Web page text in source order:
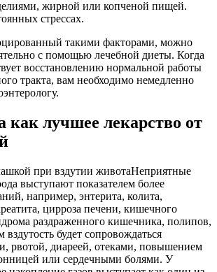
жирной или копченой пищей.
стрессах.
такими факторами, можно
с помощью лечебной диеты. Когда
восстановлению нормальной работы
тракта, вам необходимо немедленно
как лучшее лекарство от
Неприятные
выступают показателем более
например, энтерита, колита,
цирроза печени, кишечного
раздраженного кишечника, полипов,
будет сопровождаться
рвотой, диареей, отеками, повышением
или сердечными болями. У